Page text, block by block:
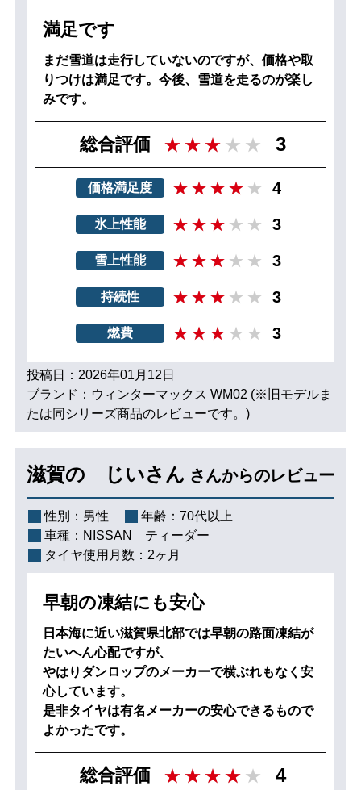
満足です
まだ雪道は走行していないのですが、価格や取
りつけは満足です。今後、雪道を走るのが楽し
みです。
総合評価 3
価格満足度 4
氷上性能 3
雪上性能 3
持続性 3
燃費 3
投稿日：2026年01月12日
ブランド：ウィンターマックス WM02 (※旧モデルま
たは同シリーズ商品のレビューです。)
滋賀の じいさん さんからのレビュー
性別： 男性 年齢： 70代以上
車種： NISSAN ティーダー
タイヤ使用月数： 2ヶ月
早朝の凍結にも安心
日本海に近い滋賀県北部では早朝の路面凍結が
たいへん心配ですが、
やはりダンロップのメーカーで横ぶれもなく安
心しています。
是非タイヤは有名メーカーの安心できるもので
よかったです。
総合評価 4